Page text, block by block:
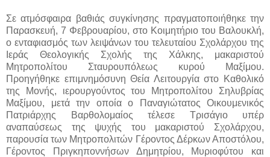
Σε ατμόσφαιρα βαθιάς συγκίνησης πραγματοποιήθηκε την
Παρασκευή, 7 Φεβρουαρίου, στο Κοιμητήριο του Βαλουκλή,
ο ενταφιασμός των λειψάνων του τελευταίου Σχολάρχου της
Ιεράς Θεολογικής Σχολής της Χάλκης, μακαριστού
Μητροπολίτου Σταυρουπόλεως κυρού Μαξίμου.
Προηγήθηκε επιμνημόσυνη Θεία Λειτουργία στο Καθολικό
της Μονής, ιερουργούντος του Μητροπολίτου Σηλυβρίας
Μαξίμου, μετά την οποία ο Παναγιώτατος Οικουμενικός
Πατριάρχης Βαρθολομαίος τέλεσε Τρισάγιο υπέρ
αναπαύσεως της ψυχής του μακαριστού Σχολάρχου,
παρουσία των Μητροπολιτών Γέροντος Δέρκων Αποστόλου,
Γέροντος Πριγκηποννήσων Δημητρίου, Μυριοφύτου και